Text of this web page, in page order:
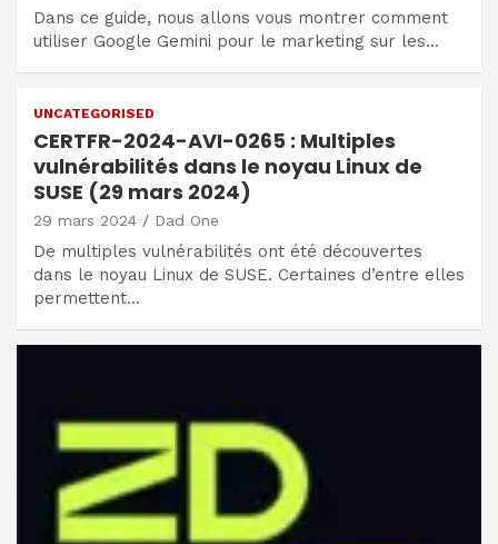
Dans ce guide, nous allons vous montrer comment
utiliser Google Gemini pour le marketing sur les…
UNCATEGORISED
CERTFR-2024-AVI-0265 : Multiples
vulnérabilités dans le noyau Linux de
SUSE (29 mars 2024)
29 mars 2024 Dad One
De multiples vulnérabilités ont été découvertes
dans le noyau Linux de SUSE. Certaines d’entre elles
permettent…